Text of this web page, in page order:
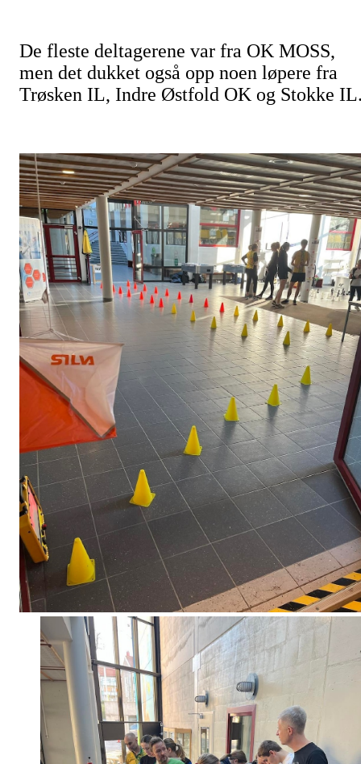
De fleste deltagerene var fra OK MOSS,
men det dukket også opp noen løpere fra
Trøsken IL, Indre Østfold OK og Stokke